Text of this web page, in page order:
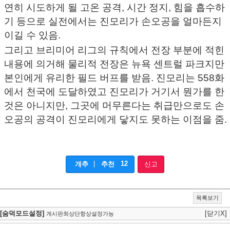
연히 시도하게 될 고온 공격, 시간 정지, 힘을 흡수하
기 등으로 실전에서는 진모리가 손오공을 얼마든지
이길 수 있음.
그리고 브리미어 리그의 규칙에서 전장 부분에 적힌
내용에 의거해 물리적 전장은 뉴욕 센트럴 파크지만
본인에게 유리한 필드 버프를 받음. 진모리는 558화
에서 천국에 도달하였고 진모리가 거기서 뭔가를 한
것은 아니지만, 그곳에 머무른다는 취급만으로도 손
오공의 공격이 진모리에게 닿지도 못하는 이점을 줌.
개추 추천 12 신고
목록보기
[숨덕모드설정] 게시판최상단항상설정가능 [닫기X]